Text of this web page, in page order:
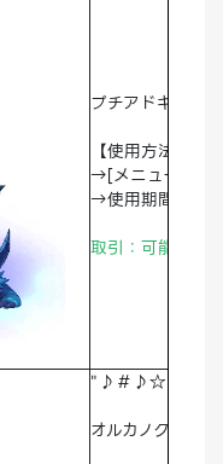
プチアドキーナ
【使用方法】
→[メニュー]>[デ
→使用期間：永
取引：可能 破棄
"♪＃♪☆"
オルカノクス